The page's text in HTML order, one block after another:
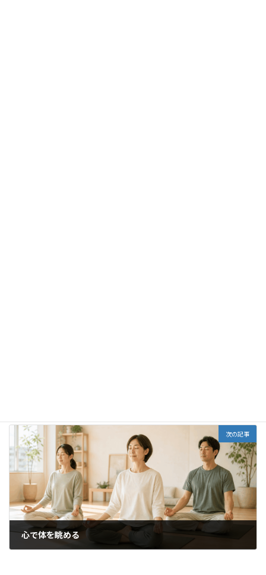
2016年11月19日
次の記事
心で体を眺める